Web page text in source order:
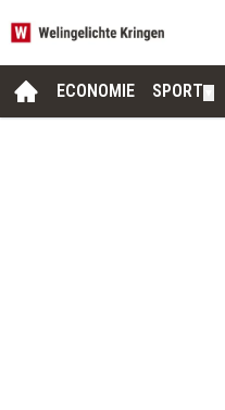
ECONOMIE SPORT